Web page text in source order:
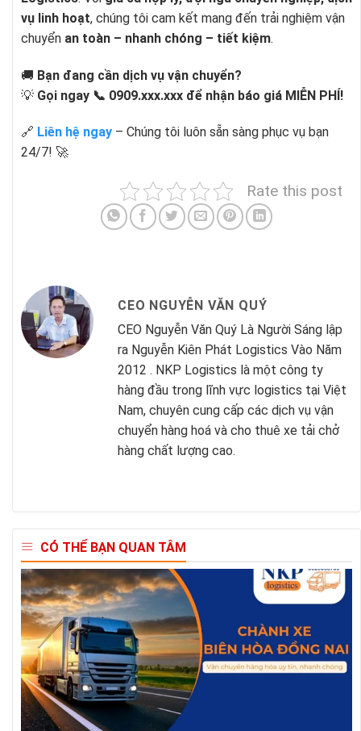
vụ linh hoạt, chúng tôi cam kết mang đến trải nghiệm vận
chuyển an toàn – nhanh chóng – tiết kiệm.
🚚 Bạn đang cần dịch vụ vận chuyển?
💡 Gọi ngay 📞 0909.xxx.xxx để nhận báo giá MIỄN PHÍ!
🔗 Liên hệ ngay – Chúng tôi luôn sẵn sàng phục vụ bạn
24/7! 🚀
Rate this post
CEO NGUYỄN VĂN QUÝ
CEO Nguyễn Văn Quý Là Người Sáng lập
ra Nguyễn Kiên Phát Logistics Vào Năm
2012 . NKP Logistics là một công ty
hàng đầu trong lĩnh vực logistics tại Việt
Nam, chuyên cung cấp các dịch vụ vận
chuyển hàng hoá và cho thuê xe tải chở
hàng chất lượng cao.
CÓ THỂ BẠN QUAN TÂM